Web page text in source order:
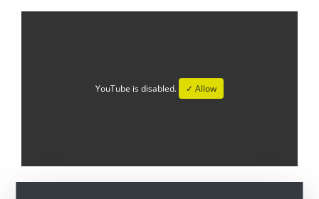
YouTube is disabled. ✓ Allow